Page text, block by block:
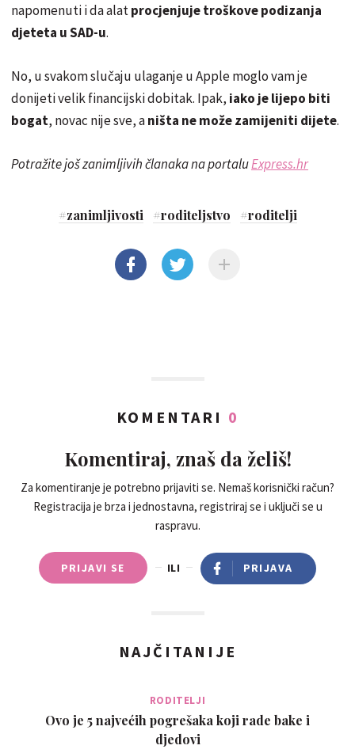
napomenuti i da alatprocjenjuje troškove podizanja
djeteta u SAD-u.
No, u svakom slučaju ulaganje u Apple moglo vam je
donijeti velik financijski dobitak. Ipak, iako je lijepo biti
bogat, novac nije sve, aništa ne može zamijeniti dijete.
Potražite još zanimljivih članaka na portaluExpress.hr
#zanimljivosti #roditeljstvo #roditelji
KOMENTARI 0
Komentiraj, znaš da želiš!
Za komentiranje je potrebno prijaviti se. Nemaš korisnički račun?
Registracija je brza i jednostavna, registriraj se i uključi se u
raspravu.
PRIJAVI SE ILI PRIJAVA
NAJČITANIJE
RODITELJI
Ovo je 5 najvećih pogrešaka koji rade bake i
djedovi